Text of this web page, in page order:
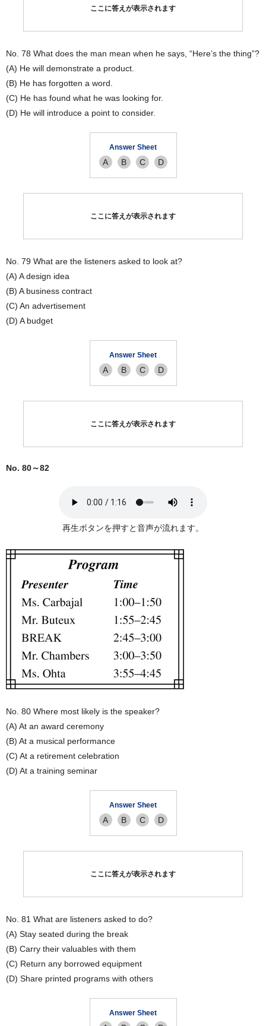
ここに答えが表示されます
No. 78 What does the man mean when he says, “Here’s the thing”?
(A) He will demonstrate a product.
(B) He has forgotten a word.
(C) He has found what he was looking for.
(D) He will introduce a point to consider.
Answer Sheet
A B C D
ここに答えが表示されます
No. 79 What are the listeners asked to look at?
(A) A design idea
(B) A business contract
(C) An advertisement
(D) A budget
Answer Sheet
A B C D
ここに答えが表示されます
No. 80～82
No. 80 Where most likely is the speaker?
(A) At an award ceremony
(B) At a musical performance
(C) At a retirement celebration
(D) At a training seminar
再生ボタンを押すと音声が流れます。
Answer Sheet
A B C D
ここに答えが表示されます
No. 81 What are listeners asked to do?
(A) Stay seated during the break
(B) Carry their valuables with them
(C) Return any borrowed equipment
(D) Share printed programs with others
Answer Sheet